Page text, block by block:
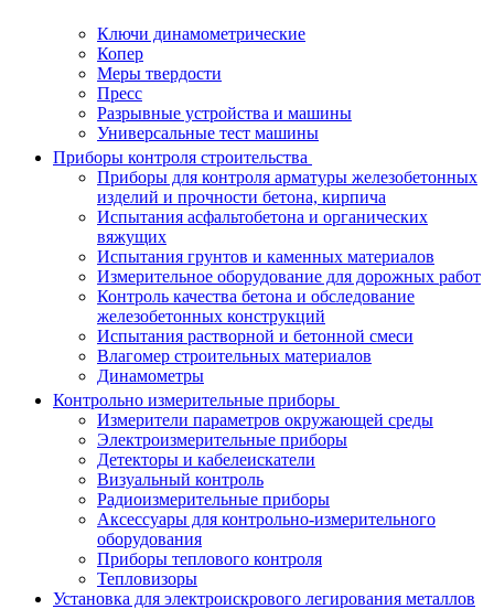
Ключи динамометрические
Копер
Меры твердости
Пресс
Разрывные устройства и машины
Универсальные тест машины
Приборы контроля строительства
Приборы для контроля арматуры железобетонных
изделий и прочности бетона, кирпича
Испытания асфальтобетона и органических
вяжущих
Испытания грунтов и каменных материалов
Измерительное оборудование для дорожных работ
Контроль качества бетона и обследование
железобетонных конструкций
Испытания растворной и бетонной смеси
Влагомер строительных материалов
Динамометры
Контрольно измерительные приборы
Измерители параметров окружающей среды
Электроизмерительные приборы
Детекторы и кабелеискатели
Визуальный контроль
Радиоизмерительные приборы
Аксессуары для контрольно-измерительного
оборудования
Приборы теплового контроля
Тепловизоры
Установка для электроискрового легирования металлов